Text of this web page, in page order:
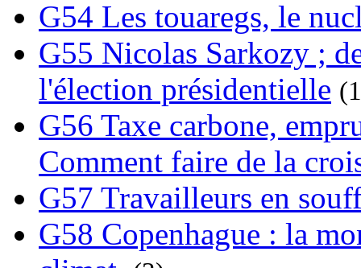
G54 Les touaregs, le
G55 Nicolas Sarkozy ;
l'élection présidentielle
G56 Taxe carbone,
Comment faire de la
G57 Travailleurs en
G58 Copenhague : la